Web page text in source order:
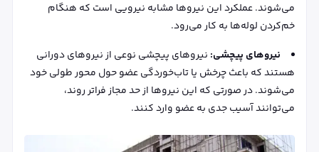
می‌شوند. عملکرد این نیروها مشابه نیرویی است که هنگام
خم‌کردن لوله‌ها به کار می‌رود.
نیروهای پیچشی: نیروهای پیچشی نوعی از نیروهای دورانی
هستند که باعث چرخش یا تاب‌خوردگی عضو حول محور طولی خود
می‌شوند. در صورتی که این نیروها از حد مجاز فراتر روند،
می‌توانند آسیب جدی به عضو وارد کنند.